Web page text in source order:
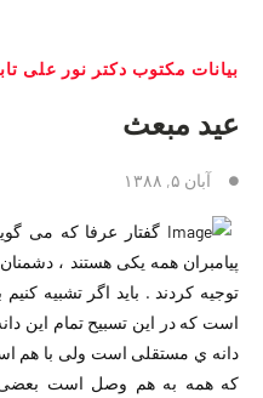
بیانات مکتوب دکتر نور علی
عید مبعث
آبان ۵, ۱۳۸۸
‌گفتار عرفا که می
پیامبران همه یکی هستند ،‌
توجیه کردند . باید اگر تشبیه
است که در این تسبیح تمام این
دانه ي مستقلی است ولی با هم
که همه به هم وصل است بعضی